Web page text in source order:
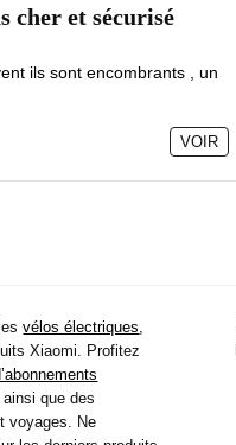
cher et sécurisé
ils sont encombrants , un
VOIR
lesvélos électriques
Xiaomi. Profitez
, ainsi que des
voyages. Ne